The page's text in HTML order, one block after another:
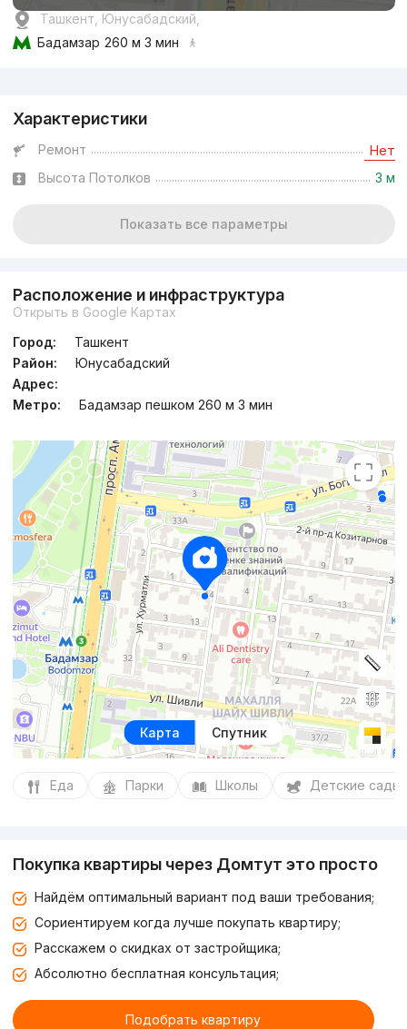
Ташкент, Юнусабадский,
Бадамзар 260 м 3 мин
Характеристики
Ремонт Нет
Высота Потолков 3 м
Показать все параметры
Расположение и инфраструктура
Открыть в Google Картах
Город:
Ташкент
Район:
Юнусабадский
Адрес:
Метро:
Бадамзар пешком 260 м 3 мин
Карта Спутник
Еда Парки Школы Детские сады
Покупка квартиры через Домтут это просто
Найдём оптимальный вариант под ваши требования;
Сориентируем когда лучше покупать квартиру;
Расскажем о скидках от застройщика;
Абсолютно бесплатная консультация;
Подобрать квартиру